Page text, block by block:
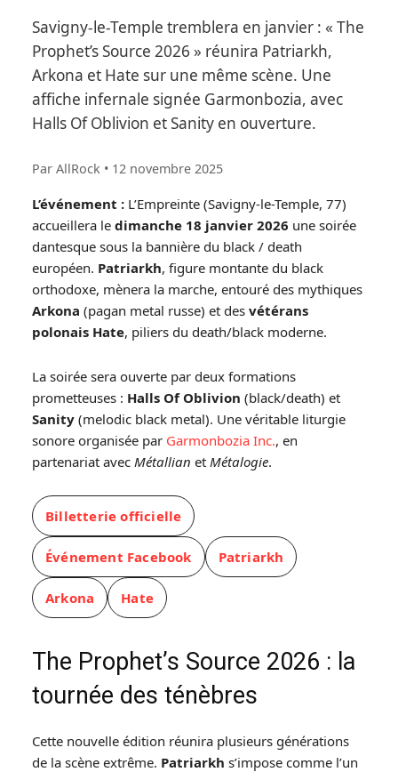
Savigny-le-Temple tremblera en janvier : « The
Prophet’s Source 2026 » réunira Patriarkh,
Arkona et Hate sur une même scène. Une
affiche infernale signée Garmonbozia, avec
Halls Of Oblivion et Sanity en ouverture.
Par AllRock • 12 novembre 2025
L’événement : L’Empreinte (Savigny-le-Temple, 77)
accueillera le dimanche 18 janvier 2026 une soirée
dantesque sous la bannière du black / death
européen. Patriarkh, figure montante du black
orthodoxe, mènera la marche, entouré des mythiques
Arkona (pagan metal russe) et des vétérans
polonais Hate, piliers du death/black moderne.
La soirée sera ouverte par deux formations
prometteuses : Halls Of Oblivion (black/death) et
Sanity (melodic black metal). Une véritable liturgie
sonore organisée par Garmonbozia Inc., en
partenariat avec Métallian et Métalogie.
Billetterie officielle
Événement Facebook Patriarkh
Arkona Hate
The Prophet’s Source 2026 : la
tournée des ténèbres
Cette nouvelle édition réunira plusieurs générations
de la scène extrême. Patriarkh s’impose comme l’un